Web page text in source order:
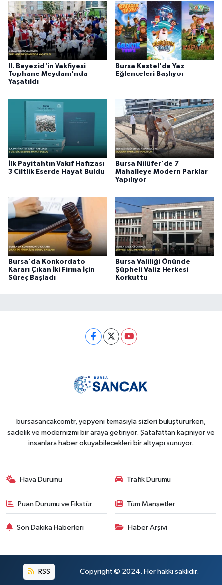
II. Bayezid'in Vakfiyesi
Tophane Meydanı'nda
Yaşatıldı
Bursa Kestel'de Yaz
Eğlenceleri Başlıyor
İlk Payitahtın Vakıf Hafızası
3 Ciltlik Eserde Hayat Buldu
Bursa Nilüfer'de 7
Mahalleye Modern Parklar
Yapılıyor
Bursa'da Konkordato
Kararı Çıkan İki Firma İçin
Süreç Başladı
Bursa Valiliği Önünde
Şüpheli Valiz Herkesi
Korkuttu
bursasancakcomtr, yepyeni temasıyla sizleri buluştururken,
sadelik ve modernizmi bir araya getiriyor. Şatafattan kaçınıyor ve
insanlara haber okuyabilecekleri bir altyapı sunuyor.
Hava Durumu Trafik Durumu
Puan Durumu ve Fikstür Tüm Manşetler
Son Dakika Haberleri Haber Arşivi
RSS Copyright © 2024. Her hakkı saklıdır.